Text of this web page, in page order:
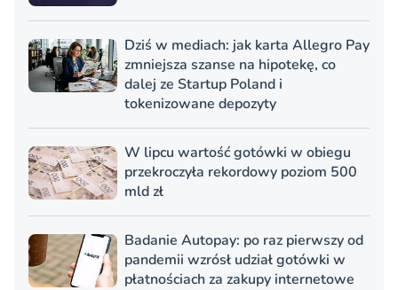
Dziś w mediach: jak karta Allegro Pay
zmniejsza szanse na hipotekę, co
dalej ze Startup Poland i
tokenizowane depozyty
W lipcu wartość gotówki w obiegu
przekroczyła rekordowy poziom 500
mld zł
Badanie Autopay: po raz pierwszy od
pandemii wzrósł udział gotówki w
płatnościach za zakupy internetowe